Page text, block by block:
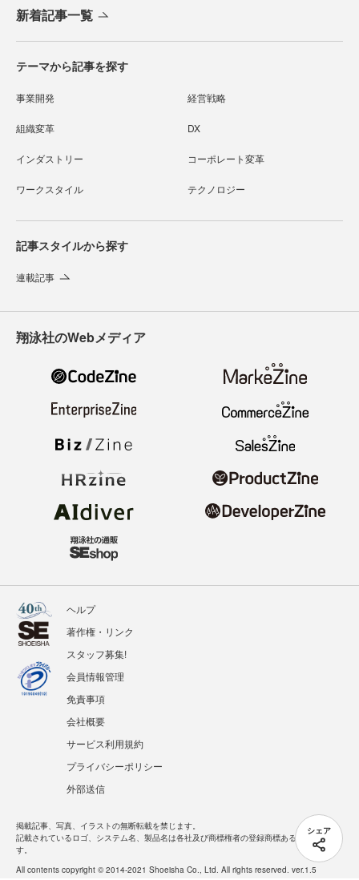
シェア
新着記事一覧
テーマから記事を探す
事業開発 経営戦略
組織変革 DX
インダストリー コーポレート変革
ワークスタイル テクノロジー
記事スタイルから探す
連載記事
翔泳社のWebメディア
ヘルプ
著作権・リンク
スタッフ募集!
会員情報管理
免責事項
会社概要
サービス利用規約
プライバシーポリシー
外部送信
掲載記事、写真、イラストの無断転載を禁じます。
記載されているロゴ、システム名、製品名は各社及び商標権者の登録商標あるいは商標で
す。
All contents copyright © 2014-2021 Shoeisha Co., Ltd. All rights reserved. ver.1.5